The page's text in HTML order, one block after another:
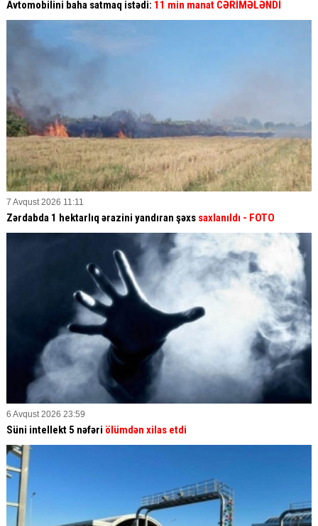
Avtomobilini baha satmaq istədi: 11 min manat CƏRİMƏLƏNDİ
7 Avqust 2026 11:11
Zərdabda 1 hektarlıq ərazini yandıran şəxs saxlanıldı - FOTO
6 Avqust 2026 23:59
Süni intellekt 5 nəfəri ölümdən xilas etdi